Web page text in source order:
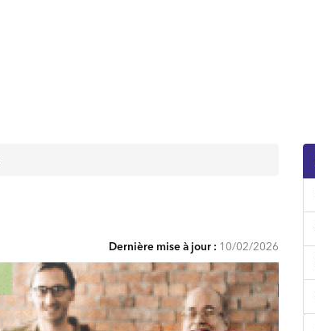
Dernière mise à jour : 10/02/2026